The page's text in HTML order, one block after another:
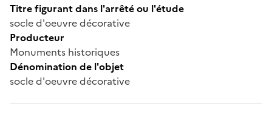
Titre figurant dans l'arrêté ou l'étude
socle d'oeuvre décorative
Producteur
Monuments historiques
Dénomination de l'objet
socle d'oeuvre décorative